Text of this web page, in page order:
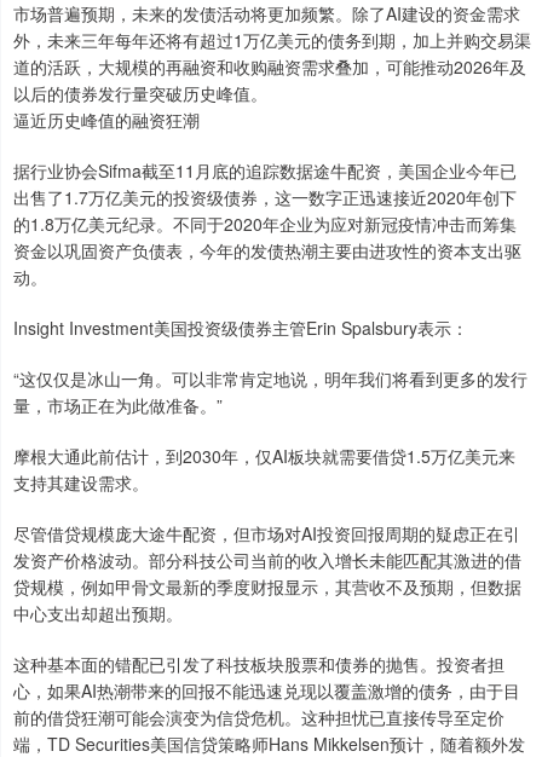
市场普遍预期，未来的发债活动将更加频繁。除了AI建设的资金需求
外，未来三年每年还将有超过1万亿美元的债务到期，加上并购交易渠
道的活跃，大规模的再融资和收购融资需求叠加，可能推动2026年及
以后的债券发行量突破历史峰值。
逼近历史峰值的融资狂潮
据行业协会Sifma截至11月底的追踪数据途牛配资，美国企业今年已
出售了1.7万亿美元的投资级债券，这一数字正迅速接近2020年创下
的1.8万亿美元纪录。不同于2020年企业为应对新冠疫情冲击而筹集
资金以巩固资产负债表，今年的发债热潮主要由进攻性的资本支出驱
动。
Insight Investment美国投资级债券主管Erin Spalsbury表示：
“这仅仅是冰山一角。可以非常肯定地说，明年我们将看到更多的发行
量，市场正在为此做准备。”
摩根大通此前估计，到2030年，仅AI板块就需要借贷1.5万亿美元来
支持其建设需求。
尽管借贷规模庞大途牛配资，但市场对AI投资回报周期的疑虑正在引
发资产价格波动。部分科技公司当前的收入增长未能匹配其激进的借
贷规模，例如甲骨文最新的季度财报显示，其营收不及预期，但数据
中心支出却超出预期。
这种基本面的错配已引发了科技板块股票和债券的抛售。投资者担
心，如果AI热潮带来的回报不能迅速兑现以覆盖激增的债务，由于目
前的借贷狂潮可能会演变为信贷危机。这种担忧已直接传导至定价
端，TD Securities美国信贷策略师Hans Mikkelsen预计，随着额外发